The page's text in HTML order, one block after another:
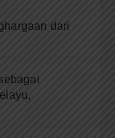
dari